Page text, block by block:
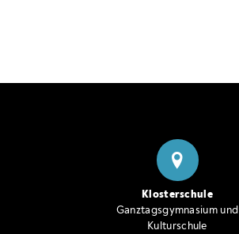
Klosterschule
Ganztagsgymnasium und
Kulturschule